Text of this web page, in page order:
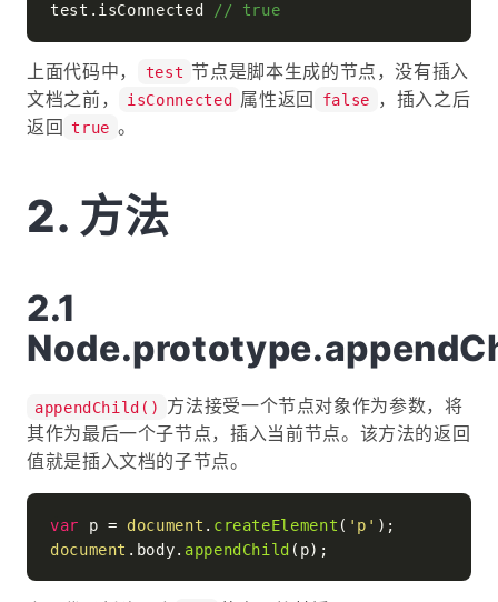
test. isConnected // true
上面代码中， test 节点是脚本生成的节点，没有插入
文档之前，
isConnected 属性返回 false
，插入之后
返回 true 。
方法
appendChild()
方法接受一个节点对象作为参数，将
其作为最后一个子节点，插入当前节点。该方法的返回
值就是插入文档的子节点。
var p = document . createElement ( 'p'
document . body. appendChild